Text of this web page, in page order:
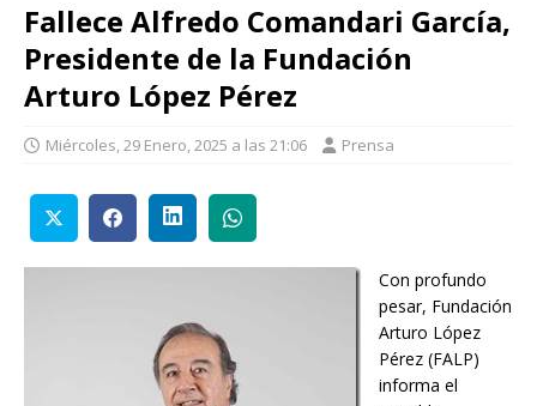
Fallece Alfredo Comandari García,
Presidente de la Fundación
Arturo López Pérez
Miércoles, 29 Enero, 2025 a las 21:06 Prensa
Con profundo
pesar, Fundación
Arturo López
Pérez (FALP)
informa el